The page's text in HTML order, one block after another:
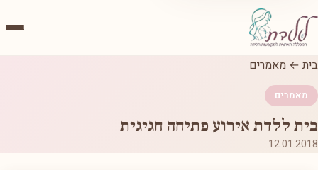
בית ← מאמרים
מאמרים
בית ללדת אירוע פתיחה חגיגית
12.01.2018